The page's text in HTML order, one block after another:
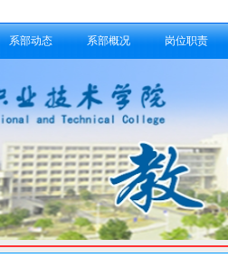
系部动态 系部概况 岗位职责